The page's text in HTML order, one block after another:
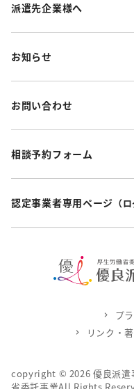
派遣先企業様へ
お知らせ
お問い合わせ
相談予約フォーム
認定事業者専用ページ （
copyright © 2026 優良派遣
プ
リンク・